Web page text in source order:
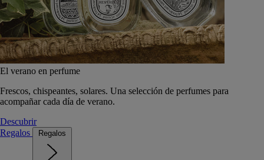
El verano en perfume
Frescos, chispeantes, solares. Una selección de perfumes para
acompañar cada día de verano.
Descubrir
Regalos
Regalos